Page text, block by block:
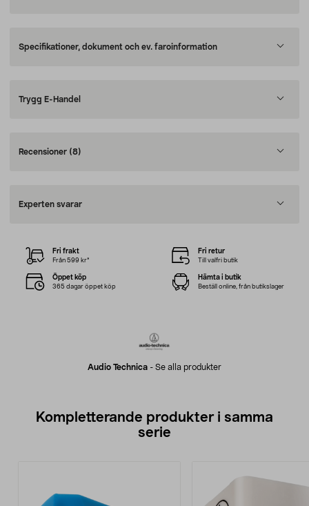
Specifikationer, dokument och ev. faroinformation
Trygg E-Handel
Recensioner (8)
Experten svarar
Audio Technica - Se alla produkter
Fri frakt
Från 599 kr*
Fri retur
Till valfri butik
Öppet köp
365 dagar öppet köp
Hämta i butik
Beställ online, från butikslager
Kompletterande produkter i samma
serie